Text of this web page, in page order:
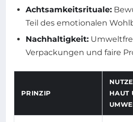
Achtsamkeitsrituale:
Teil des emotionalen
Nachhaltigkeit:
Verpackungen und faire
PRINZIP
HAUT